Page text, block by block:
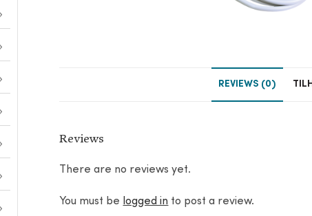
REVIEWS (0)
Reviews
There are no reviews yet.
You must be logged in to post a review.